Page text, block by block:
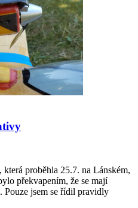
proběhla 25.7. na Lánském,
překvapením, že se mají
Pouze jsem se řídil pravidly